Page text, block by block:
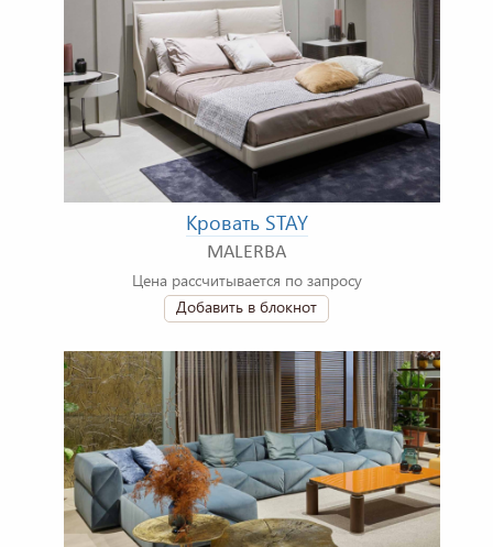
Кровать STAY
MALERBA
Цена рассчитывается по запросу
Добавить в блокнот